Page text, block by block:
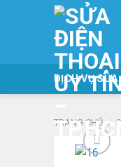
DỊCH VỤ SỬA
TRANG CHỦ /